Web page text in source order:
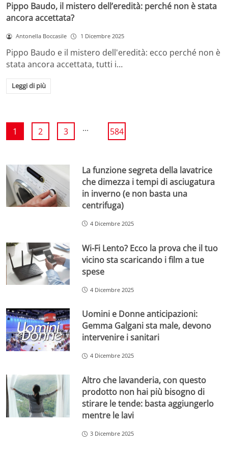
Pippo Baudo, il mistero dell’eredità: perché non è stata
ancora accettata?
Antonella Boccasile 1 Dicembre 2025
Pippo Baudo e il mistero dell'eredità: ecco perché non è
stata ancora accettata, tutti i…
Leggi di più
1 2 3 ... 584
La funzione segreta della lavatrice
che dimezza i tempi di asciugatura
in inverno (e non basta una
centrifuga)
4 Dicembre 2025
Wi-Fi Lento? Ecco la prova che il tuo
vicino sta scaricando i film a tue
spese
4 Dicembre 2025
Uomini e Donne anticipazioni:
Gemma Galgani sta male, devono
intervenire i sanitari
4 Dicembre 2025
Altro che lavanderia, con questo
prodotto non hai più bisogno di
stirare le tende: basta aggiungerlo
mentre le lavi
3 Dicembre 2025